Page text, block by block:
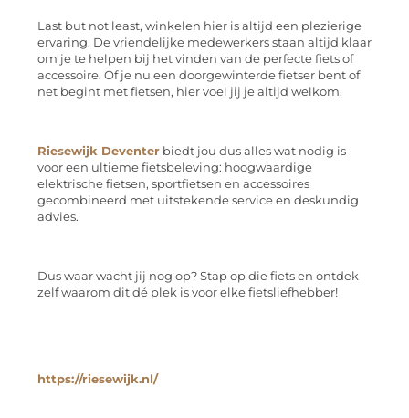
Last but not least, winkelen hier is altijd een plezierige
ervaring. De vriendelijke medewerkers staan altijd klaar
om je te helpen bij het vinden van de perfecte fiets of
accessoire. Of je nu een doorgewinterde fietser bent of
net begint met fietsen, hier voel jij je altijd welkom.
Riesewijk Deventer biedt jou dus alles wat nodig is
voor een ultieme fietsbeleving: hoogwaardige
elektrische fietsen, sportfietsen en accessoires
gecombineerd met uitstekende service en deskundig
advies.
Dus waar wacht jij nog op? Stap op die fiets en ontdek
zelf waarom dit dé plek is voor elke fietsliefhebber!
https://riesewijk.nl/